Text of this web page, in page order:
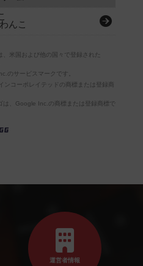
んこ
米国および他の国々で登録された
のサービスマークです。
ンコーポレイテッドの商標または登録商
、Google Inc.の商標または登録商標で
運営者情報